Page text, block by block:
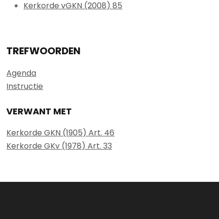
Kerkorde vGKN (2008) 85
TREFWOORDEN
Agenda
Instructie
VERWANT MET
Kerkorde GKN (1905) Art. 46
Kerkorde GKv (1978) Art. 33